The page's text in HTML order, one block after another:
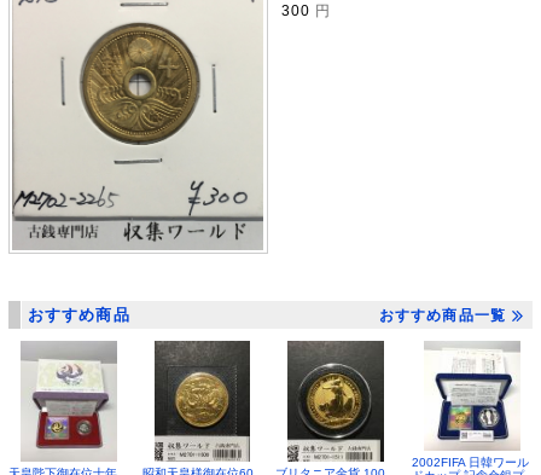
300 円
おすすめ商品 おすすめ商品一覧
2002FIFA 日韓ワール